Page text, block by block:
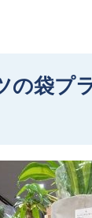
の袋プ